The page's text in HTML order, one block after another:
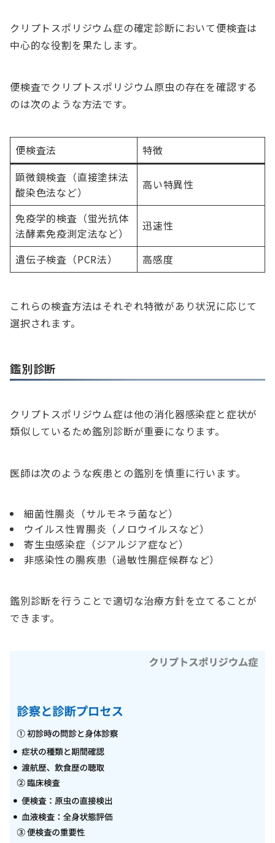
クリプトスポリジウム症の確定診断において便検査は
中心的な役割を果たします。
便検査でクリプトスポリジウム原虫の存在を確認する
のは次のような方法です。
便検査法
特徴
顕微鏡検査（直接塗抹法
酸染色法など）
高い特異性
免疫学的検査（蛍光抗体
法酵素免疫測定法など）
迅速性
遺伝子検査（PCR法） 高感度
これらの検査方法はそれぞれ特徴があり状況に応じて
選択されます。
鑑別診断
クリプトスポリジウム症は他の消化器感染症と症状が
類似しているため鑑別診断が重要になります。
医師は次のような疾患との鑑別を慎重に行います。
細菌性腸炎（サルモネラ菌など）
ウイルス性胃腸炎（ノロウイルスなど）
寄生虫感染症（ジアルジア症など）
非感染性の腸疾患（過敏性腸症候群など）
鑑別診断を行うことで適切な治療方針を立てることが
できます。